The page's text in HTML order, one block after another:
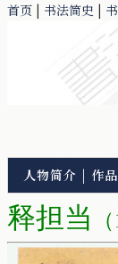
首页 | 书法简史 |
人物简介 | 作
释担当